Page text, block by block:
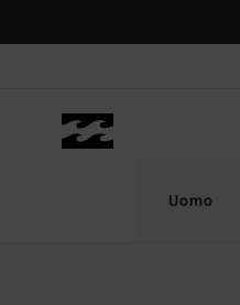
prodotto
Uomo